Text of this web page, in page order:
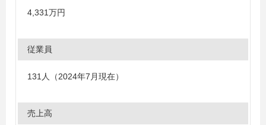
4,331万円
従業員
131人（2024年7月現在）
売上高